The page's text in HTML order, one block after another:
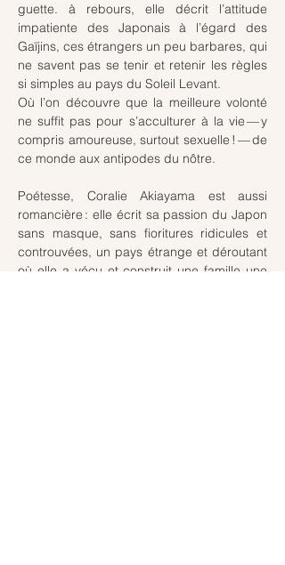
guette. à rebours, elle décrit l’attitude
impatiente des Japonais à l’égard des
Gaïjins, ces étrangers un peu barbares, qui
ne savent pas se tenir et retenir les règles
si simples au pays du Soleil Levant.
Où l’on découvre que la meilleure volonté
ne suffit pas pour s’acculturer à la vie — y
compris amoureuse, surtout sexuelle ! — de
ce monde aux antipodes du nôtre.
Poétesse, Coralie Akiayama est aussi
romancière : elle écrit sa passion du Japon
sans masque, sans fioritures ridicules et
controuvées, un pays étrange et déroutant
où elle a vécu et construit une famille une